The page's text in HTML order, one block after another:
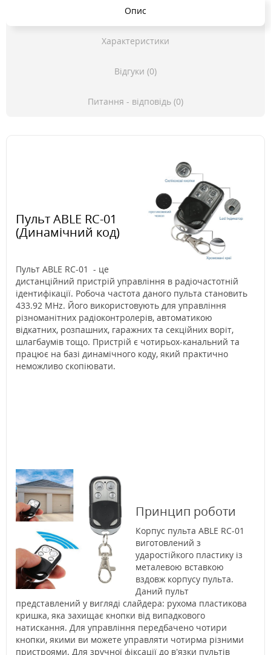
Опис
Характеристики
Відгуки (0)
Питання - відповідь (0)
Пульт ABLE RC-01
(Динамічний код)
Пульт ABLE RC-01 - це
дистанційний пристрій управління в радіочастотній
ідентифікації. Робоча частота даного пульта становить
433.92 MHz. Його використовують для управління
різноманітних радіоконтролерів, автоматикою
відкатних, розпашних, гаражних та секційних воріт,
шлагбаумів тощо. Пристрій є чотирьох-канальний та
працює на базі динамічного коду, який практично
неможливо скопіювати.
Принцип роботи
Корпус пульта ABLE RC-01
виготовлений з
ударостійкого пластику із
металевою вставкою
вздовж корпусу пульта.
Даний пульт
представлений у вигляді слайдера: рухома пластикова
кришка, яка захищає кнопки від випадкового
натискання. Для управління передбачено чотири
кнопки, якими ви можете управляти чотирма різними
пристроями. Для зручної фіксації до в’язки пультів